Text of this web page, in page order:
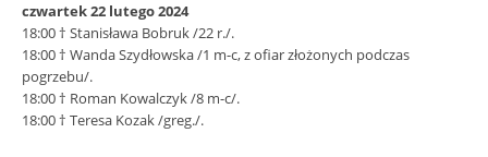
czwartek 22 lutego 2024
18:00 † Stanisława Bobruk /22 r./.
18:00 † Wanda Szydłowska /1 m-c, z ofiar złożonych podczas
pogrzebu/.
18:00 † Roman Kowalczyk /8 m-c/.
18:00 † Teresa Kozak /greg./.